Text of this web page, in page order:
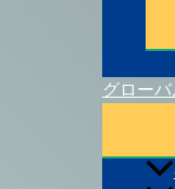
グロー